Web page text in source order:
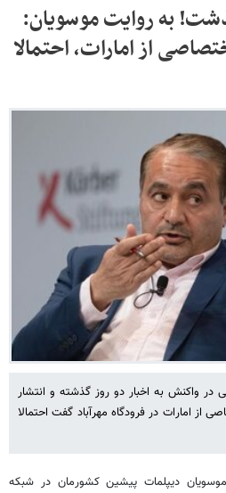
به روایت موسویان:
از امارات، احتمالا
واکنش به اخبار دو روز گذشته و انتشار
از امارات در فرودگاه مهرآباد گفت احتمالا
دیپلمات پیشین کشورمان در شبکه